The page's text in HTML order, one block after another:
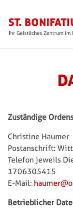
Ihr Geistliches Zentrum im
Zuständige
Christine Haumer
Postanschrift:
Telefon jeweils
1706305415
E-Mail:
Betrieblicher